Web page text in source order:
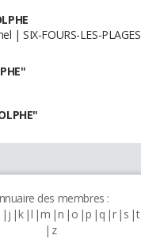
| SIX-FOURS-LES-PLAGES
des membres :
j k l m n o p q r s t
z